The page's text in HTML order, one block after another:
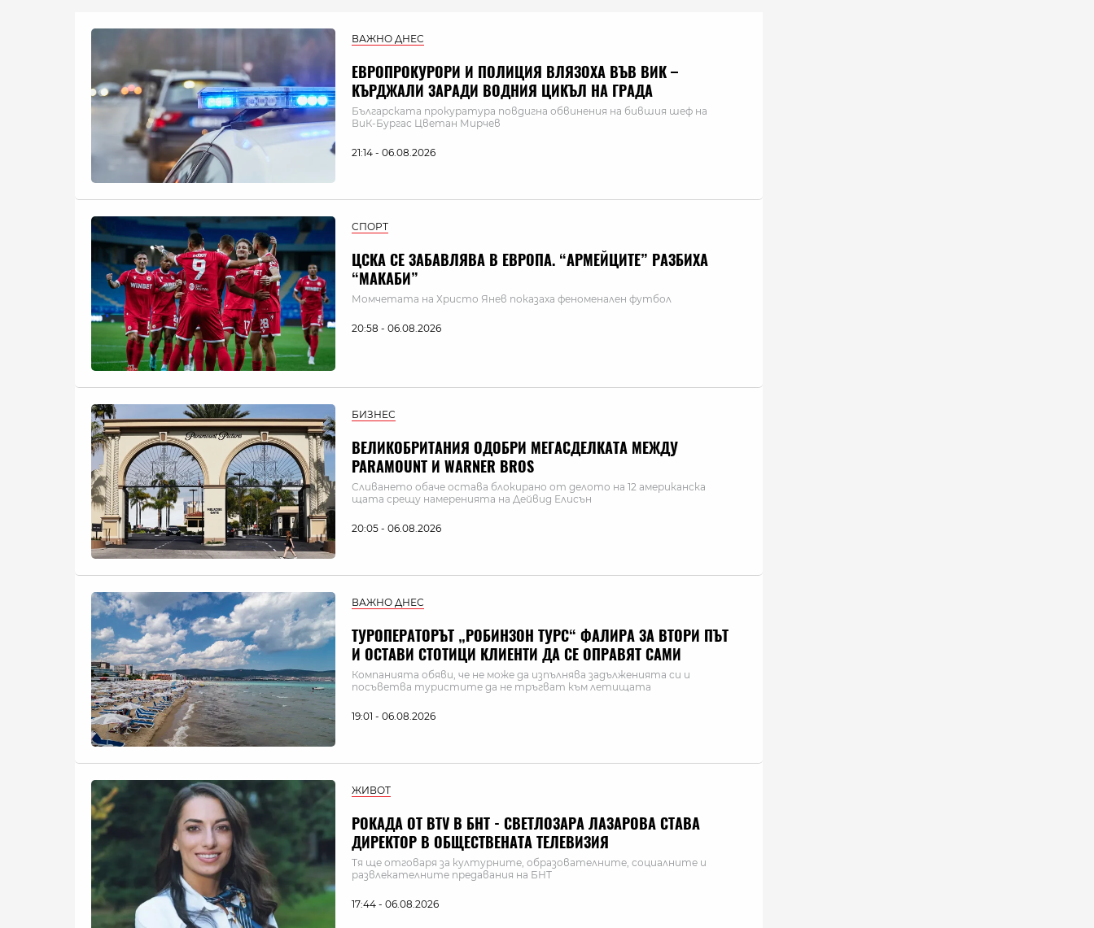
ВАЖНО ДНЕС
ЕВРОПРОКУРОРИ И ПОЛИЦИЯ ВЛЯЗОХА ВЪВ ВИК –
КЪРДЖАЛИ ЗАРАДИ ВОДНИЯ ЦИКЪЛ НА ГРАДА
Българската прокуратура повдигна обвинения на бившия шеф на
ВиК-Бургас Цветан Мирчев
21:14 - 06.08.2026
СПОРТ
ЦСКА СЕ ЗАБАВЛЯВА В ЕВРОПА. “АРМЕЙЦИТЕ” РАЗБИХА
“МАКАБИ”
Момчетата на Христо Янев показаха феноменален футбол
20:58 - 06.08.2026
БИЗНЕС
ВЕЛИКОБРИТАНИЯ ОДОБРИ МЕГАСДЕЛКАТА МЕЖДУ
PARAMOUNT И WARNER BROS
Сливането обаче остава блокирано от делото на 12 американска
щата срещу намеренията на Дейвид Елисън
20:05 - 06.08.2026
ВАЖНО ДНЕС
ТУРОПЕРАТОРЪТ „РОБИНЗОН ТУРС“ ФАЛИРА ЗА ВТОРИ ПЪТ
И ОСТАВИ СТОТИЦИ КЛИЕНТИ ДА СЕ ОПРАВЯТ САМИ
Компанията обяви, че не може да изпълнява задълженията си и
посъветва туристите да не тръгват към летищата
19:01 - 06.08.2026
ЖИВОТ
РОКАДА ОТ BTV В БНТ - СВЕТЛОЗАРА ЛАЗАРОВА СТАВА
ДИРЕКТОР В ОБЩЕСТВЕНАТА ТЕЛЕВИЗИЯ
Тя ще отговаря за културните, образователните, социалните и
развлекателните предавания на БНТ
17:44 - 06.08.2026